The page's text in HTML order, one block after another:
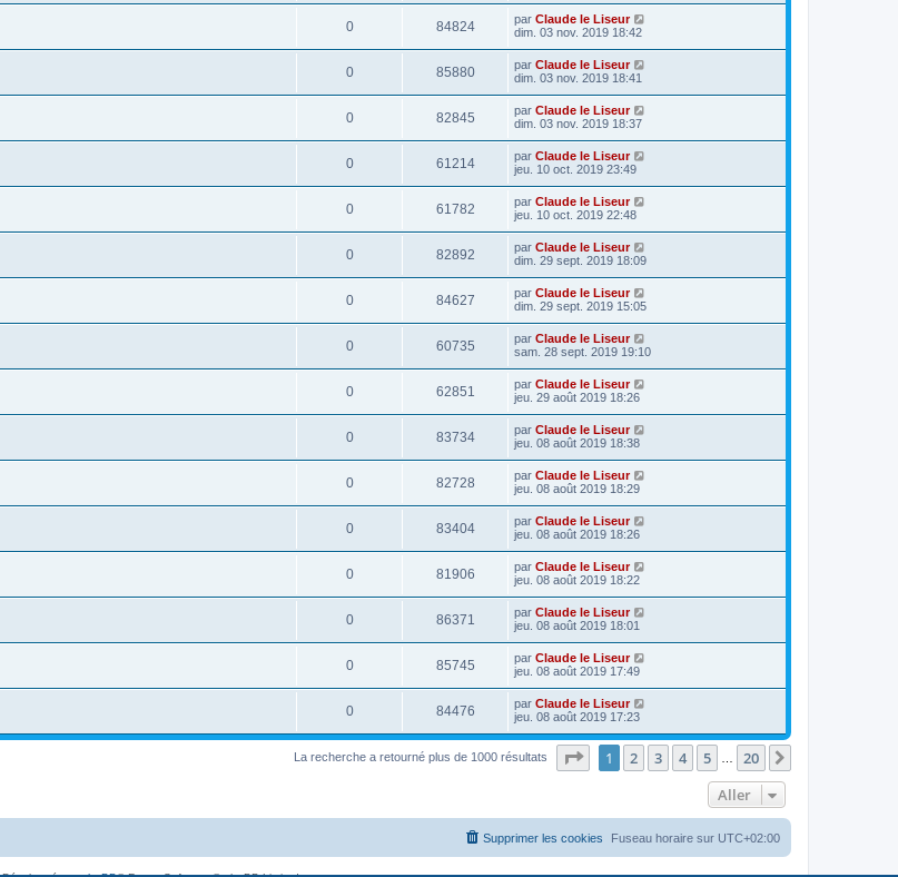
0 84824 par Claude le Liseur
dim. 03 nov. 2019 18:42
0 85880 par Claude le Liseur
dim. 03 nov. 2019 18:41
0 82845 par Claude le Liseur
dim. 03 nov. 2019 18:37
0 61214 par Claude le Liseur
jeu. 10 oct. 2019 23:49
0 61782 par Claude le Liseur
jeu. 10 oct. 2019 22:48
0 82892 par Claude le Liseur
dim. 29 sept. 2019 18:09
0 84627 par Claude le Liseur
dim. 29 sept. 2019 15:05
0 60735 par Claude le Liseur
sam. 28 sept. 2019 19:10
0 62851 par Claude le Liseur
jeu. 29 août 2019 18:26
0 83734 par Claude le Liseur
jeu. 08 août 2019 18:38
0 82728 par Claude le Liseur
jeu. 08 août 2019 18:29
0 83404 par Claude le Liseur
jeu. 08 août 2019 18:26
0 81906 par Claude le Liseur
jeu. 08 août 2019 18:22
0 86371 par Claude le Liseur
jeu. 08 août 2019 18:01
0 85745 par Claude le Liseur
jeu. 08 août 2019 17:49
0 84476 par Claude le Liseur
jeu. 08 août 2019 17:23
La recherche a retourné plus de 1000 résultats Page sur20
1 2 3 4 5 20
Aller
Fuseau horaire sur UTC+02:00
Supprimer les cookies